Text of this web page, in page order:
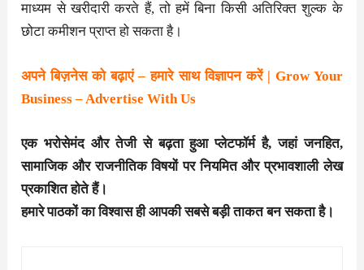
माध्यम से खरीदारी करते हैं, तो हमें बिना किसी अतिरिक्त शुल्क के
छोटा कमीशन प्राप्त हो सकता है।
अपने बिज़नेस को बढ़ाएं – हमारे साथ विज्ञापन करें | Grow Your
Business – Advertise With Us
एक भरोसेमंद और तेजी से बढ़ता हुआ प्लेटफॉर्म है, जहां जनहित,
सामाजिक और राजनीतिक विषयों पर नियमित और प्रभावशाली लेख
प्रकाशित होते हैं।
हमारे पाठकों का विश्वास ही आपकी सबसे बड़ी ताकत बन सकता है।